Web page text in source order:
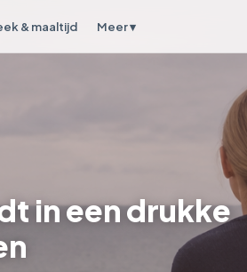
& maaltijd Meer ▾
in een drukke